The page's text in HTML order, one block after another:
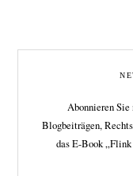
Abonnieren
Blogbeiträgen,
das E-Book